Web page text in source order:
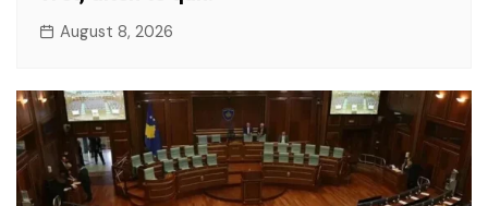
August 8, 2026